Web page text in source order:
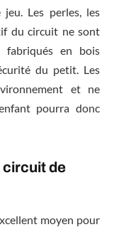
jeu. Les perles, les
du circuit ne sont
fabriqués en bois
du petit. Les
et ne
pourra donc
circuit de
moyen pour